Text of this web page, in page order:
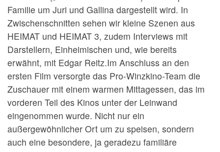
Familie um Juri und Gallina dargestellt wird. In
Zwischenschnitten sehen wir kleine Szenen aus
HEIMAT und HEIMAT 3, zudem Interviews mit
Darstellern, Einheimischen und, wie bereits
erwähnt, mit Edgar Reitz.Im Anschluss an den
ersten Film versorgte das Pro-Winzkino-Team die
Zuschauer mit einem warmen Mittagessen, das im
vorderen Teil des Kinos unter der Leinwand
eingenommen wurde. Nicht nur ein
außergewöhnlicher Ort um zu speisen, sondern
auch eine besondere, ja geradezu familiäre